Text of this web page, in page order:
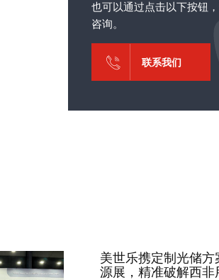
也可以通过点击以下按钮
咨询。
联系我们
美世乐携定制光储
源展，精准破解西非